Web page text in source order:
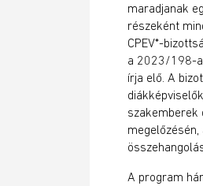
maradjanak
részeként
CPEV*-
a 2023/198-
írja elő. A
szakemberek
A program